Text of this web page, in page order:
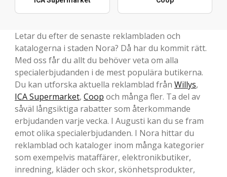
Letar du efter de senaste reklambladen och
katalogerna i staden Nora? Då har du kommit rätt.
Med oss får du allt du behöver veta om alla
specialerbjudanden i de mest populära butikerna.
Du kan utforska aktuella reklamblad från Willys,
ICA Supermarket, Coop och många fler. Ta del av
såväl långsiktiga rabatter som återkommande
erbjudanden varje vecka. I Augusti kan du se fram
emot olika specialerbjudanden. I Nora hittar du
reklamblad och kataloger inom många kategorier
som exempelvis mataffärer, elektronikbutiker,
inredning, kläder och skor, skönhetsprodukter,